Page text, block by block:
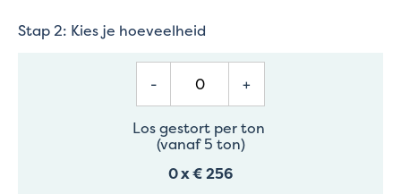
Stap 2: Kies je hoeveelheid
- +
Los gestort per ton
(vanaf 5 ton)
0x€ 256